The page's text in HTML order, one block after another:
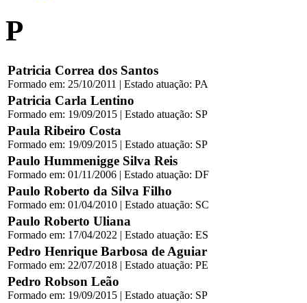
P
Patricia Correa dos Santos
Formado em: 25/10/2011 | Estado atuação: PA
Patricia Carla Lentino
Formado em: 19/09/2015 | Estado atuação: SP
Paula Ribeiro Costa
Formado em: 19/09/2015 | Estado atuação: SP
Paulo Hummenigge Silva Reis
Formado em: 01/11/2006 | Estado atuação: DF
Paulo Roberto da Silva Filho
Formado em: 01/04/2010 | Estado atuação: SC
Paulo Roberto Uliana
Formado em: 17/04/2022 | Estado atuação: ES
Pedro Henrique Barbosa de Aguiar
Formado em: 22/07/2018 | Estado atuação: PE
Pedro Robson Leão
Formado em: 19/09/2015 | Estado atuação: SP